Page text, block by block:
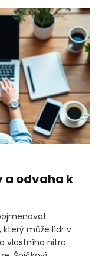
odvaha k
může lídr v
vlastního nitra